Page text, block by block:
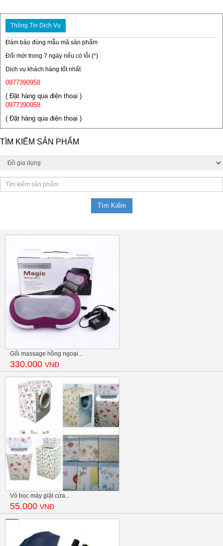
Thông Tin Dịch Vụ
Đảm bảo đúng mẫu mã sản phẩm
Đổi mới trong 7 ngày nếu có lỗi (*)
Dịch vụ khách hàng tốt nhất
0977390958
( Đặt hàng qua điện thoại )
0977390958
( Đặt hàng qua điện thoại )
TÌM KIẾM SẢN PHẨM
Gối massage hồng ngoại...
330.000 VNĐ
Vỏ bọc máy giặt cửa...
55.000 VNĐ